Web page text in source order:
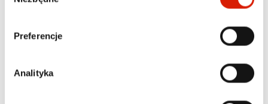
Preferencje
Analityka
ZESTAW KLUCZY
NASADOWYCH NEO
ŚCIĄGACZ IZOLACJI NEO